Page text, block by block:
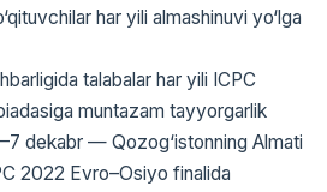
har yili almashinuvi yo‘lga
talabalar har yili ICPC
muntazam tayyorgarlik
dekabr — Qozog‘istonning Almati
2022 Evro–Osiyo finalida